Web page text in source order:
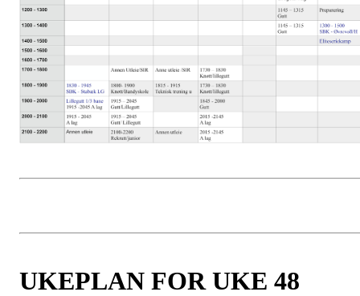
UKEPLAN FOR UKE 48